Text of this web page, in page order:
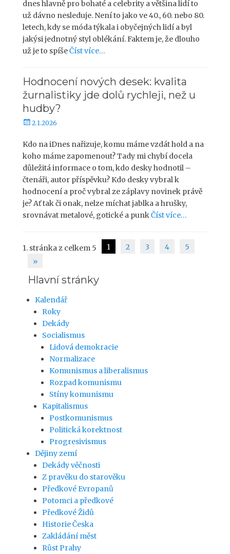
o
v
á
dnes hlavně pro bohaté a celebrity a většina lidí to
už dávno nesleduje. Není to jako ve 40., 60. nebo 80.
letech, kdy se móda týkala i obyčejných lidí a byl
jakýsi jednotný styl oblékání. Faktem je, že dlouho
už je to spíšeČíst více…
Hodnocení nových desek: kvalita
žurnalistiky jde dolů rychleji, než u
hudby?
P
b
l
o
v
á
n
2.1.2026
Kdo na iDnes nařizuje, komu máme vzdát hold a na
koho máme zapomenout? Tady mi chybí docela
důležitá informace o tom, kdo desky hodnotil –
čtenáři, autor příspěvku? Kdo desky vybral k
hodnocení a proč vybral ze záplavy novinek právě
je? Ať tak či onak, nelze míchat jablka a hrušky,
srovnávat metalové, gotické a punkČíst více…
Navigace
příspěvku
1. stránka z celkem 5 1 2 3 4
5
»
Hlavní stránky
Kalendář
Roky
Dekády
Socialismus
Lidová demokracie
Normalizace
Komunismus a liberalismus
Rozpad komunismu
Stíny komunismu
Kapitalismus
Postkomunismus
Politická korektnost
Progresivismus
Dějiny zemí
Dekády věčnosti
Z pravěku do starověku
Předkové Evropanů
Potomci a předkové
Předkové Židů
Historie Česka
Zakládání měst
Růst Prahy